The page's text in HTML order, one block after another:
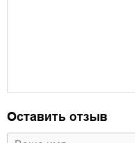
Оставить отзыв